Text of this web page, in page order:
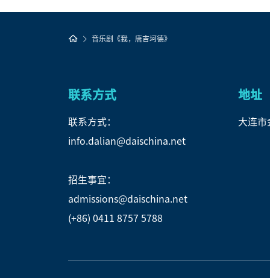
音乐剧《我，唐吉坷德》
联系方式
联系方式：
info.dalian@daischina.net
招生事宜：
admissions@daischina.net
(+86) 0411 8757 5788
地址
大连